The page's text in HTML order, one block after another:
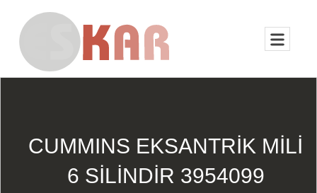
CUMMINS EKSANTRİK MİLİ
6 SİLİNDİR 3954099